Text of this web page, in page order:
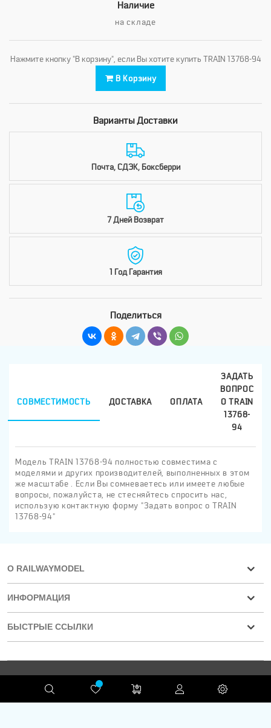
Наличие
на складе
Нажмите кнопку "В корзину", если Вы хотите купить TRAIN 13768-94
В Корзину
Варианты Доставки
Почта, СДЭК, Боксберри
7 Дней Возврат
1 Год Гарантия
Поделиться
СОВМЕСТИМОСТЬ ДОСТАВКА ОПЛАТА
ЗАДАТЬ
ВОПРОС
О TRAIN
13768-
94
Модель TRAIN 13768-94 полностью совместима с
моделями и других производителей, выполненных в этом
же масштабе . Если Вы сомневаетесь или имеете любые
вопросы, пожалуйста, не стесняйтесь спросить нас,
использую контактную форму "Задать вопрос о TRAIN
13768-94"
О RAILWAYMODEL
ИНФОРМАЦИЯ
БЫСТРЫЕ ССЫЛКИ
RAILWAYMODEL.COM ©2001-2026